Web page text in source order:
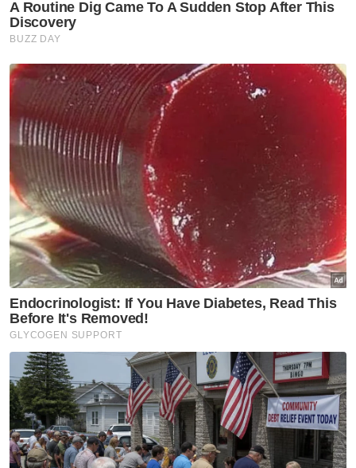
“Lebib 20 rumah penduduk terjejas banjir,
walhal sebelum projek terbabit bermula dua
tahun lalu, kediaman penduduk tak pernah
tenggelam,” katanya.
Justeru, penduduk di kampung berkenaan
mengharapkan tindakan segera diambil
untuk menyelesaikan masalah yang
menyukarkan mereka menjalani urusan
harian itu terutama melibatkan anak-anak
bersekolah dan warga emas sakit berulang-
alik ke hospital.